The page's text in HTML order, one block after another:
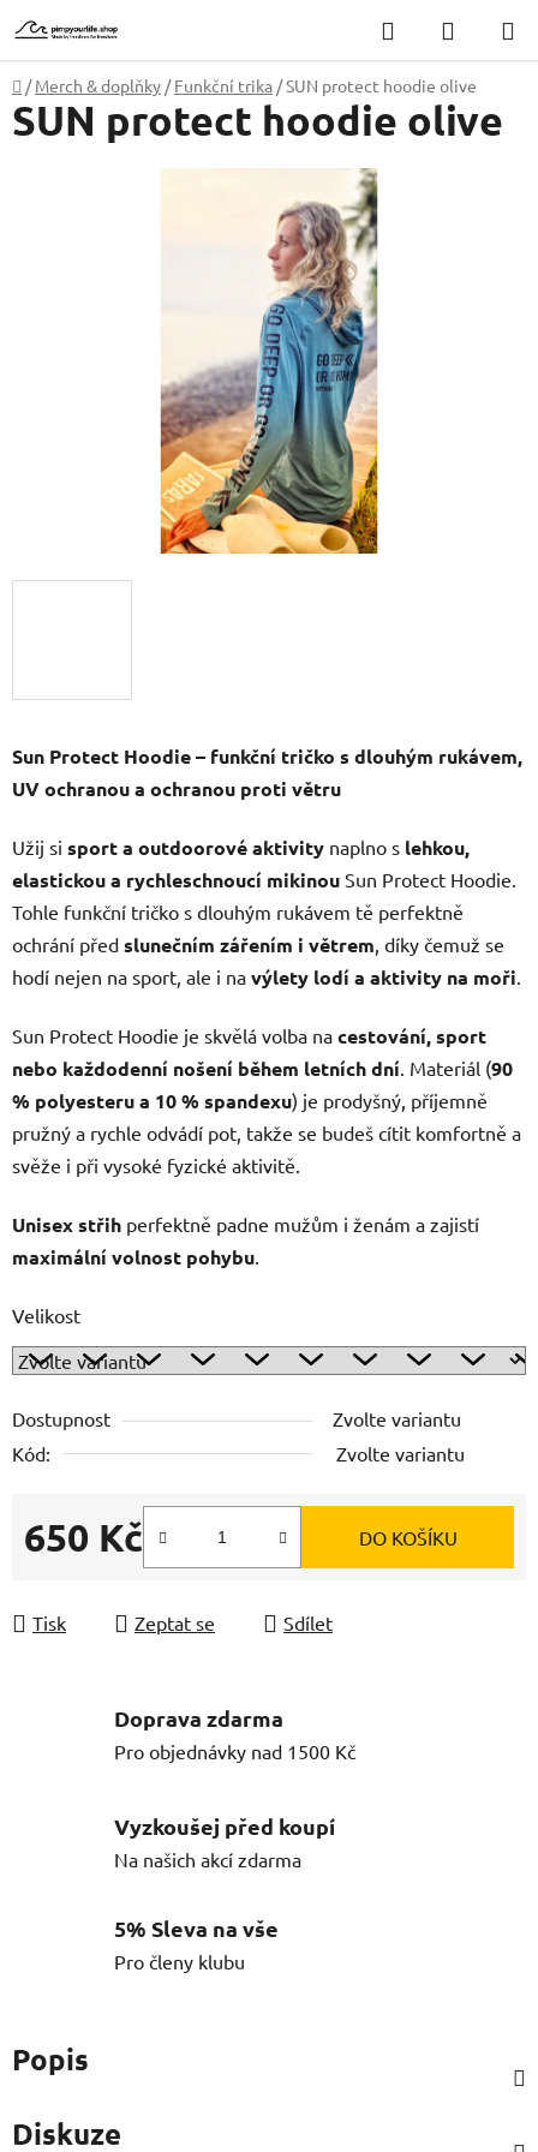
na
obsah
Hledat
KOŠÍK
Domů
/ Merch & doplňky / Funkční trika /SUN protect hoodie olive
Sun Protect Hoodie – funkční tričko s dlouhým rukávem,
UV ochranou a ochranou proti větru
Užij si sport a outdoorové aktivity naplno s lehkou,
elastickou a rychleschnoucí mikinou Sun Protect Hoodie.
Tohle funkční tričko s dlouhým rukávem tě perfektně
ochrání před slunečním zářením i větrem , díky čemuž se
hodí nejen na sport, ale i na výlety lodí a aktivity na moři
Sun Protect Hoodie je skvělá volba na cestování, sport
nebo každodenní nošení během letních dní . Materiál (90
% polyesteru a 10 % spandexu) je prodyšný, příjemně
pružný a rychle odvádí pot, takže se budeš cítit komfortně a
svěže i při vysoké fyzické aktivitě.
Unisex střih perfektně padne mužům i ženám a zajistí
maximální volnost pohybu
Velikost
Dostupnost
Zvolte variantu
Kód:
Zvolte variantu
650 Kč DO KOŠÍKU
Tisk Zeptat se Sdílet
SUN protect hoodie olive
Doprava zdarma
Pro objednávky nad 1500 Kč
Vyzkoušej před koupí
Na našich akcí zdarma
5% Sleva na vše
Pro členy klubu
Popis
Diskuze